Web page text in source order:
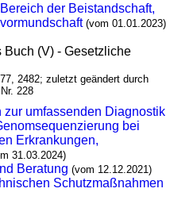
der Beistandschaft,
(vom 01.01.2023)
(V) - Gesetzliche
2482; zuletzt geändert durch
228
umfassenden Diagnostik
bei
Erkrankungen,
31.03.2024)
Beratung (vom 12.12.2021)
Schutzmaßnahmen